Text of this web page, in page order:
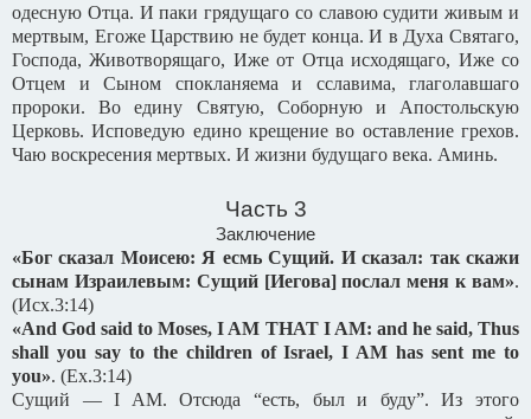
одесную Отца. И паки грядущаго со славою судити живым и
мертвым, Егоже Царствию не будет конца. И в Духа Святаго,
Господа, Животворящаго, Иже от Отца исходящаго, Иже со
Отцем и Сыном спокланяема и сславима, глаголавшаго
пророки. Во едину Святую, Соборную и Апостольскую
Церковь. Исповедую едино крещение во оставление грехов.
Чаю воскресения мертвых. И жизни будущаго века. Аминь.
Часть 3
Заключение
«Бог сказал Моисею: Я есмь Сущий. И сказал: так скажи
сынам Израилевым: Сущий [Иегова] послал меня к вам».
(Исх.3:14)
«And God said to Moses, I AM THAT I AM: and he said, Thus
shall you say to the children of Israel, I AM has sent me to
you». (Ex.3:14)
Сущий — I AM. Отсюда “есть, был и буду”. Из этого